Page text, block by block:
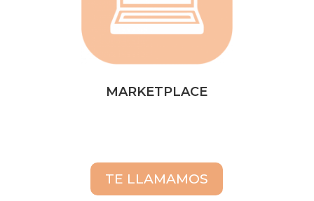
MARKETPLACE
TE LLAMAMOS